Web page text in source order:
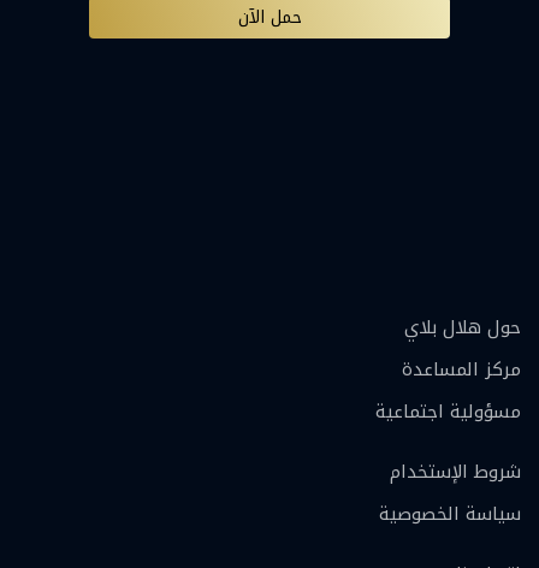
حمل الآن
حول هلال بلاي
مركز المساعدة
مسؤولية اجتماعية
شروط الإستخدام
سياسة الخصوصية